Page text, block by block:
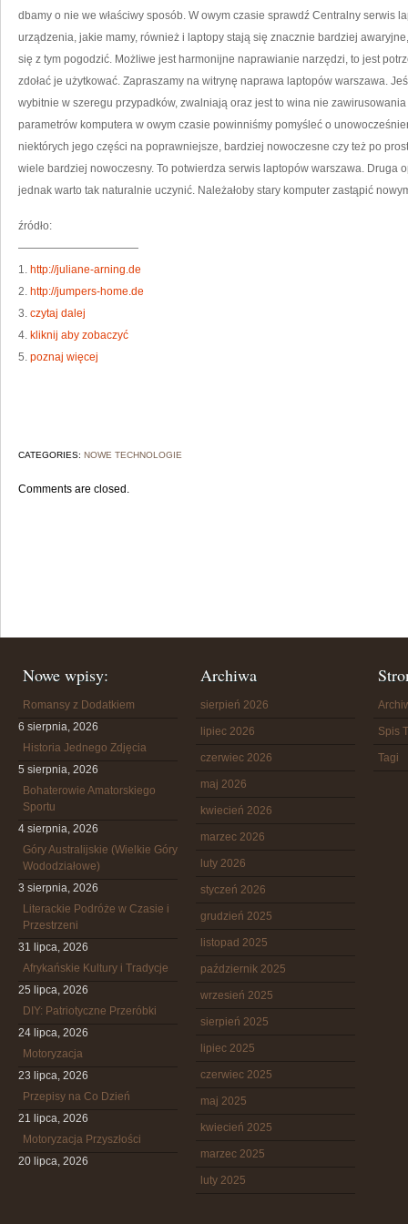
dbamy o nie we właściwy sposób. W owym czasie sprawdź Centralny serwis
urządzenia, jakie mamy, również i laptopy stają się znacznie bardziej
się z tym pogodzić. Możliwe jest harmonijne naprawianie narzędzi, to jest
zdołać je użytkować. Zapraszamy na witrynę naprawa laptopów warszawa.
wybitnie w szeregu przypadków, zwalniają oraz jest to wina nie
parametrów komputera w owym czasie powinniśmy pomyśleć o
niektórych jego części na poprawniejsze, bardziej nowoczesne czy też po
wiele bardziej nowoczesny. To potwierdza serwis laptopów warszawa. Druga
jednak warto tak naturalnie uczynić. Należałoby stary komputer zastąpić
źródło:
———————————
1. http://juliane-arning.de
2. http://jumpers-home.de
3. czytaj dalej
4. kliknij aby zobaczyć
5. poznaj więcej
CATEGORIES: NOWE TECHNOLOGIE
Comments are closed.
Nowe wpisy:
Romansy z Dodatkiem
6 sierpnia, 2026
Historia Jednego Zdjęcia
5 sierpnia, 2026
Bohaterowie Amatorskiego
Sportu
4 sierpnia, 2026
Góry Australijskie (Wielkie Góry
Wododziałowe)
3 sierpnia, 2026
Literackie Podróże w Czasie i
Przestrzeni
31 lipca, 2026
Afrykańskie Kultury i Tradycje
25 lipca, 2026
DIY: Patriotyczne Przeróbki
24 lipca, 2026
Motoryzacja
23 lipca, 2026
Przepisy na Co Dzień
21 lipca, 2026
Motoryzacja Przyszłości
20 lipca, 2026
Archiwa
sierpień 2026
lipiec 2026
czerwiec 2026
maj 2026
kwiecień 2026
marzec 2026
luty 2026
styczeń 2026
grudzień 2025
listopad 2025
październik 2025
wrzesień 2025
sierpień 2025
lipiec 2025
czerwiec 2025
maj 2025
kwiecień 2025
marzec 2025
luty 2025
Spis
Tagi